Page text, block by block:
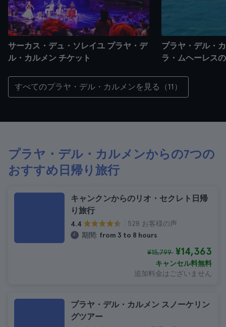
サーカス・デュ・ソレイユ プラヤ・デ
ル・カルメン チケット
プラヤ・デル・
ラ・ムヘーレス
すべてのプラヤ・デル・カルメンを見る（11）
プラヤ・デル・カルメンからの7つの
おすすめ日帰り旅行
キャンクンからのリオ・セクレト日帰
り旅行
4.4
528 お客様の声
期間: from 3 to 8 hours
¥15,799 ¥14,363
キャンセル料無料
追加料金はございません
プラヤ・デル・カルメン スノーケリン
グツアー